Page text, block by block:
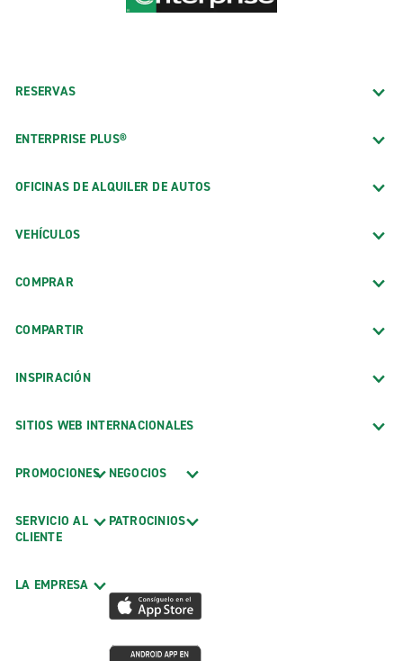
RESERVAS
ENTERPRISE PLUS®
OFICINAS DE ALQUILER DE AUTOS
VEHÍCULOS
COMPRAR
COMPARTIR
INSPIRACIÓN
SITIOS WEB INTERNACIONALES
PROMOCIONES
SERVICIO AL
CLIENTE
LA EMPRESA
NEGOCIOS
PATROCINIOS